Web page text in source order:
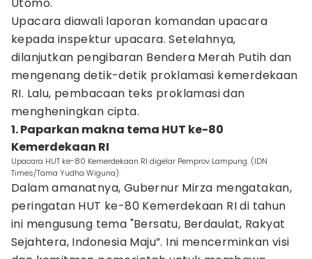
Upacara diawali laporan komandan upacara
kepada inspektur upacara. Setelahnya,
dilanjutkan pengibaran Bendera Merah Putih dan
mengenang detik-detik proklamasi kemerdekaan
RI. Lalu, pembacaan teks proklamasi dan
mengheningkan cipta.
1. Paparkan makna tema HUT ke-80
Kemerdekaan RI
Upacara HUT ke-80 Kemerdekaan RI digelar Pemprov Lampung. (IDN
Times/Tama Yudha Wiguna).
Dalam amanatnya, Gubernur Mirza mengatakan,
peringatan HUT ke-80 Kemerdekaan RI di tahun
ini mengusung tema "Bersatu, Berdaulat, Rakyat
Sejahtera, Indonesia Maju”. Ini mencerminkan visi